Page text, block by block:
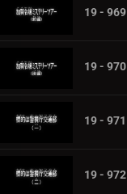
19 - 969
19 - 970
19 - 971
19 - 972